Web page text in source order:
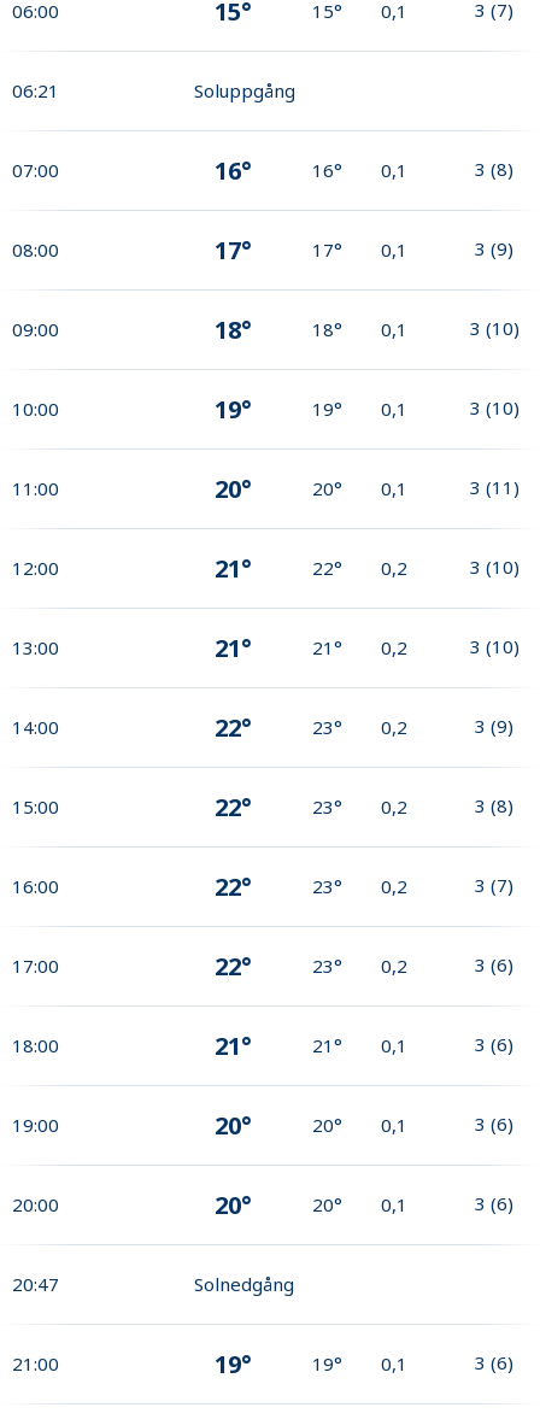
06:00 15° 15° 0,1 3 (7)
06:21 Soluppgång
07:00 16° 16° 0,1 3 (8)
08:00 17° 17° 0,1 3 (9)
09:00 18° 18° 0,1 3 (10)
10:00 19° 19° 0,1 3 (10)
11:00 20° 20° 0,1 3 (11)
12:00 21° 22° 0,2 3 (10)
13:00 21° 21° 0,2 3 (10)
14:00 22° 23° 0,2 3 (9)
15:00 22° 23° 0,2 3 (8)
16:00 22° 23° 0,2 3 (7)
17:00 22° 23° 0,2 3 (6)
18:00 21° 21° 0,1 3 (6)
19:00 20° 20° 0,1 3 (6)
20:00 20° 20° 0,1 3 (6)
20:47 Solnedgång
21:00 19° 19° 0,1 3 (6)